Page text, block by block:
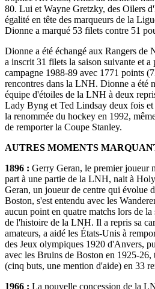
80. Lui et Wayne Gretzky, des Oilers
égalité en tête des marqueurs de la
Dionne a marqué 53 filets contre 51
Dionne a été échangé aux Rangers de
a inscrit 31 filets la saison suivante et a
campagne 1988-89 avec 1771 points
rencontres dans la LNH. Dionne a été
équipe d'étoiles de la LNH à deux
Lady Byng et Ted Lindsay deux fois et
la renommée du hockey en 1992,
de remporter la Coupe Stanley.
AUTRES MOMENTS
1896 : Gerry Geran, le premier joueur
part à une partie de la LNH, nait à
Geran, un joueur de centre qui évolue
Boston, s'est entendu avec les
aucun point en quatre matchs lors de
de l'histoire de la LNH. Il a repris sa
amateurs, a aidé les États-Unis à
des Jeux olympiques 1920 d'Anvers,
avec les Bruins de Boston en 1925-
(cinq buts, une mention d'aide) en 33
1966 : La nouvelle concession de la